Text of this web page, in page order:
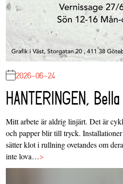
2026-06-24
HANTERINGEN,
Mitt arbete är aldrig linjärt. Det är
och papper blir till tryck.
sätter klot i rullning ovetandes om
inte lova…>